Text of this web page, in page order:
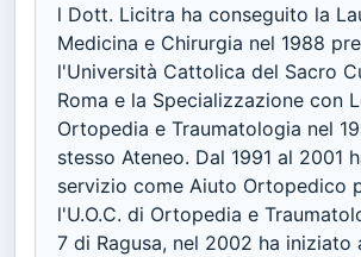
l Dott. Licitra ha conseguito la
Medicina e Chirurgia nel 1988
l'Università Cattolica del Sacro
Roma e la Specializzazione con
Ortopedia e Traumatologia nel
stesso Ateneo. Dal 1991 al 2001
servizio come Aiuto Ortopedico
l'U.O.C. di Ortopedia e
7 di Ragusa, nel 2002 ha iniziato